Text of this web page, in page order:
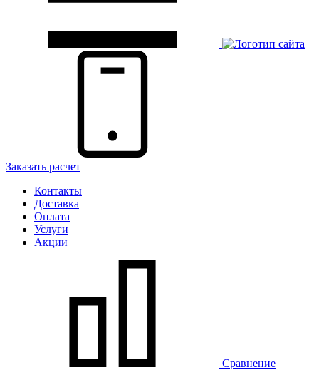
Заказать расчет
Контакты
Доставка
Оплата
Услуги
Акции
Сравнение